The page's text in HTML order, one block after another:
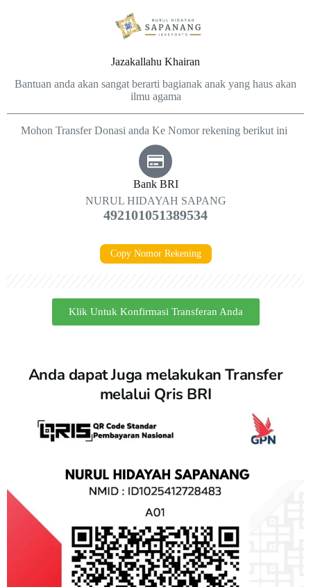
Jazakallahu Khairan
Bantuan anda akan sangat berarti bagianak anak yang haus akan
ilmu agama
Mohon Transfer Donasi anda Ke Nomor rekening berikut ini
Bank BRI
NURUL HIDAYAH SAPANG
492101051389534
Copy Nomor Rekening
Klik Untuk Konfirmasi Transferan Anda
Anda dapat Juga melakukan Transfer
melalui Qris BRI